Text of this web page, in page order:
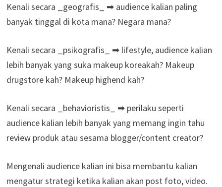
Kenali secara _geografis_ ➡ audience kalian paling
banyak tinggal di kota mana? Negara mana?
Kenali secara _psikografis_ ➡ lifestyle, audience kalian
lebih banyak yang suka makeup koreakah? Makeup
drugstore kah? Makeup highend kah?
Kenali secara _behavioristis_ ➡ perilaku seperti
audience kalian lebih banyak yang memang ingin tahu
review produk atau sesama blogger/content creator?
Mengenali audience kalian ini bisa membantu kalian
mengatur strategi ketika kalian akan post foto, video.